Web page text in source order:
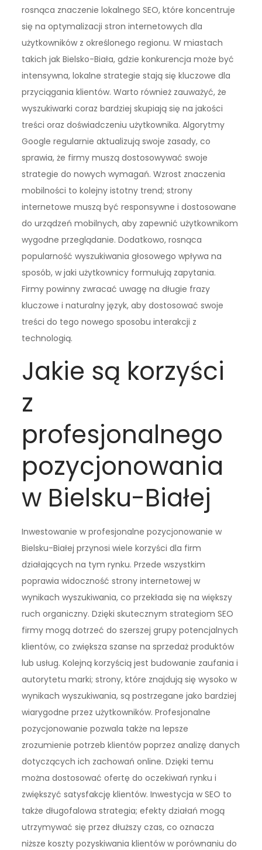
rosnąca znaczenie lokalnego SEO, które koncentruje
się na optymalizacji stron internetowych dla
użytkowników z określonego regionu. W miastach
takich jak Bielsko-Biała, gdzie konkurencja może być
intensywna, lokalne strategie stają się kluczowe dla
przyciągania klientów. Warto również zauważyć, że
wyszukiwarki coraz bardziej skupiają się na jakości
treści oraz doświadczeniu użytkownika. Algorytmy
Google regularnie aktualizują swoje zasady, co
sprawia, że firmy muszą dostosowywać swoje
strategie do nowych wymagań. Wzrost znaczenia
mobilności to kolejny istotny trend; strony
internetowe muszą być responsywne i dostosowane
do urządzeń mobilnych, aby zapewnić użytkownikom
wygodne przeglądanie. Dodatkowo, rosnąca
popularność wyszukiwania głosowego wpływa na
sposób, w jaki użytkownicy formułują zapytania.
Firmy powinny zwracać uwagę na długie frazy
kluczowe i naturalny język, aby dostosować swoje
treści do tego nowego sposobu interakcji z
technologią.
Jakie są korzyści
z
profesjonalnego
pozycjonowania
w Bielsku-Białej
Inwestowanie w profesjonalne pozycjonowanie w
Bielsku-Białej przynosi wiele korzyści dla firm
działających na tym rynku. Przede wszystkim
poprawia widoczność strony internetowej w
wynikach wyszukiwania, co przekłada się na większy
ruch organiczny. Dzięki skutecznym strategiom SEO
firmy mogą dotrzeć do szerszej grupy potencjalnych
klientów, co zwiększa szanse na sprzedaż produktów
lub usług. Kolejną korzyścią jest budowanie zaufania i
autorytetu marki; strony, które znajdują się wysoko w
wynikach wyszukiwania, są postrzegane jako bardziej
wiarygodne przez użytkowników. Profesjonalne
pozycjonowanie pozwala także na lepsze
zrozumienie potrzeb klientów poprzez analizę danych
dotyczących ich zachowań online. Dzięki temu
można dostosować ofertę do oczekiwań rynku i
zwiększyć satysfakcję klientów. Inwestycja w SEO to
także długofalowa strategia; efekty działań mogą
utrzymywać się przez dłuższy czas, co oznacza
niższe koszty pozyskiwania klientów w porównaniu do